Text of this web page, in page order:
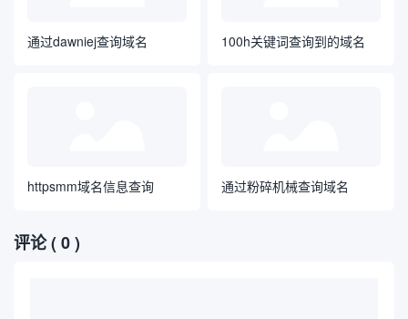
通过dawniej查询域名 100h关键词查询到的域名
httpsmm域名信息查询 通过粉碎机械查询域名
评论( 0 )